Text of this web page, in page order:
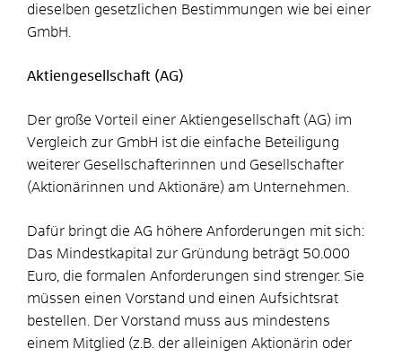
dieselben gesetzlichen Bestimmungen wie bei einer
GmbH.
Aktiengesellschaft (AG)
Der große Vorteil einer Aktiengesellschaft (AG) im
Vergleich zur GmbH ist die einfache Beteiligung
weiterer Gesellschafterinnen und Gesellschafter
(Aktionärinnen und Aktionäre) am Unternehmen.
Dafür bringt die AG höhere Anforderungen mit sich:
Das Mindestkapital zur Gründung beträgt 50.000
Euro, die formalen Anforderungen sind strenger. Sie
müssen einen Vorstand und einen Aufsichtsrat
bestellen. Der Vorstand muss aus mindestens
einem Mitglied (z.B. der alleinigen Aktionärin oder